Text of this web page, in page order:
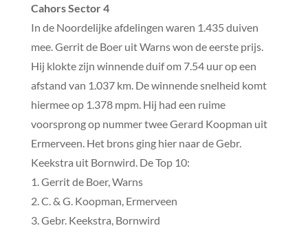
Cahors Sector 4
In de Noordelijke afdelingen waren 1.435 duiven
mee. Gerrit de Boer uit Warns won de eerste prijs.
Hij klokte zijn winnende duif om 7.54 uur op een
afstand van 1.037 km. De winnende snelheid komt
hiermee op 1.378 mpm. Hij had een ruime
voorsprong op nummer twee Gerard Koopman uit
Ermerveen. Het brons ging hier naar de Gebr.
Keekstra uit Bornwird. De Top 10:
1. Gerrit de Boer, Warns
2. C. & G. Koopman, Ermerveen
3. Gebr. Keekstra, Bornwird